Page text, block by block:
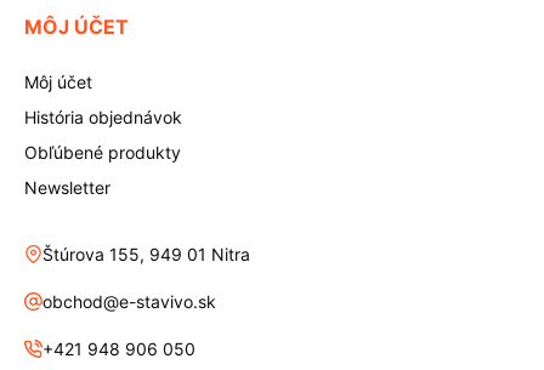
MÔJ ÚČET
Môj účet
História objednávok
Obľúbené produkty
Newsletter
Štúrova 155, 949 01 Nitra
obchod@e-stavivo.sk
+421 948 906 050